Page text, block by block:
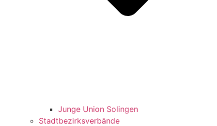
Jun­ge Uni­on Solingen
Stadt­be­zirks­ver­bän­de